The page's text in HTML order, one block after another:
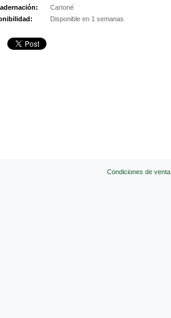
Cartoné
Disponible en 1 semanas
Condiciones de venta